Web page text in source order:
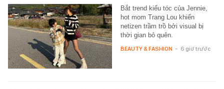
Bắt trend kiểu tóc của Jennie,
hot mom Trang Lou khiến
netizen trầm trồ bởi visual bị
thời gian bỏ quên.
BEAUTY & FASHION - 6 giờ trước